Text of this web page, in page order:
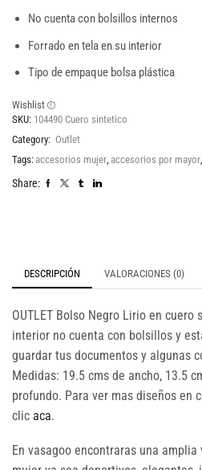
No cuenta con bolsillos internos
Forrado en tela en su interior
Tipo de empaque bolsa plástica
Wishlist
SKU: 104490 Cuero sintetico
Category: Outlet
Tags: accesorios mujer accesorios por mayor
Share:
DESCRIPCIÓN VALORACIONES (0)
OUTLET Bolso Negro Lirio en
interior no cuenta con bolsillos y
guardar tus documentos y algunas
Medidas: 19.5 cms de ancho, 13.5
profundo. Para ver mas diseños en
clic aca.
En vasagoo encontraras una